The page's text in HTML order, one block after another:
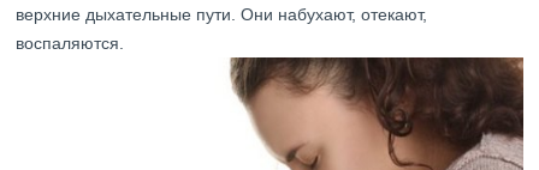
верхние дыхательные пути. Они набухают, отекают,
воспаляются.